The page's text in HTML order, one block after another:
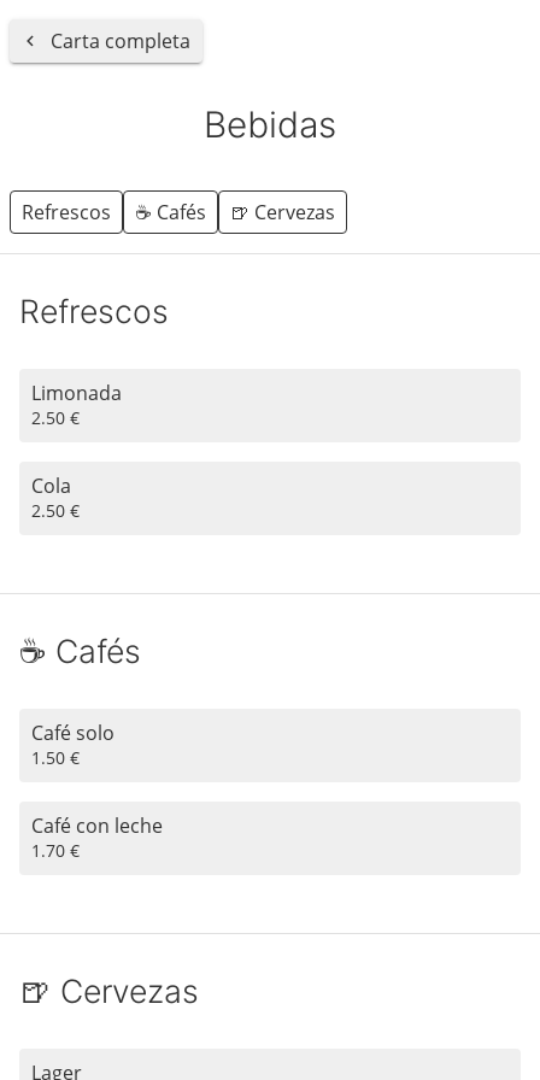
Carta completa
Bebidas
Refrescos ☕️ Cafés 🍺 Cervezas
Refrescos
Limonada
2.50 €
Cola
2.50 €
☕️ Cafés
Café solo
1.50 €
Café con leche
1.70 €
🍺 Cervezas
Lager